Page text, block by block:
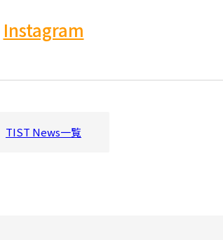
Instagram
TIST News一覧